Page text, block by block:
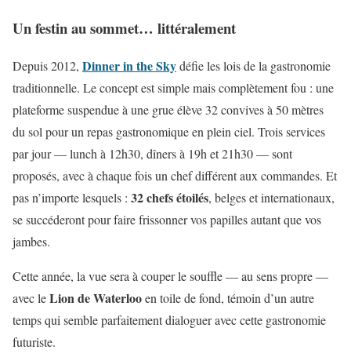
Un festin au sommet… littéralement
Depuis 2012, Dinner in the Skydéfie les lois de la gastronomie
traditionnelle. Le concept est simple mais complètement fou : une
plateforme suspendue à une grue élève 32 convives à 50 mètres
du sol pour un repas gastronomique en plein ciel. Trois services
par jour — lunch à 12h30, dîners à 19h et 21h30 — sont
proposés, avec à chaque fois un chef différent aux commandes. Et
pas n’importe lesquels : 32 chefs étoilés, belges et internationaux,
se succéderont pour faire frissonner vos papilles autant que vos
jambes.
Cette année, la vue sera à couper le souffle — au sens propre —
avec leLion de Waterlooen toile de fond, témoin d’un autre
temps qui semble parfaitement dialoguer avec cette gastronomie
futuriste.